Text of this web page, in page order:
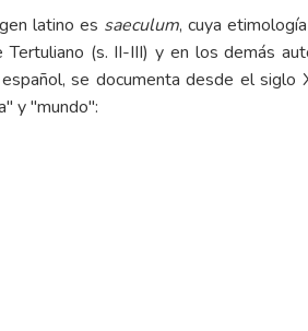
latino es saeculum, cuya
Tertuliano (s. II-III) y en los demás
se documenta desde el siglo
y "mundo":